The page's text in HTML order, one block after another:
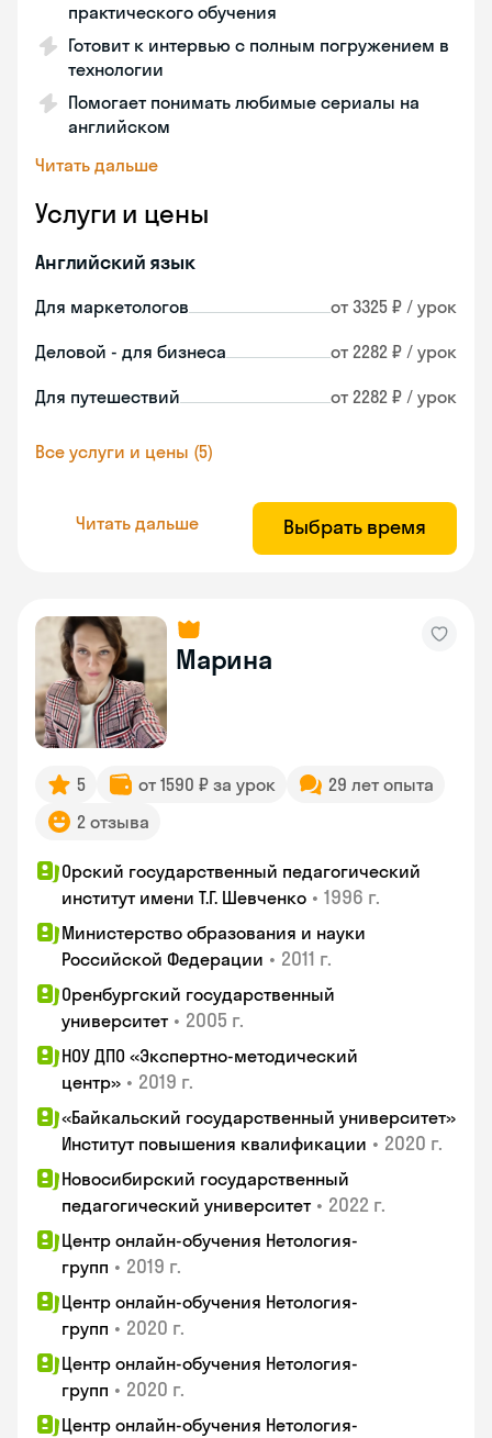
практического обучения
Готовит к интервью с полным погружением в
технологии
Помогает понимать любимые сериалы на
английском
Читать дальше
Услуги и цены
Английский язык
Для маркетологов от 3325 ₽ / урок
Деловой - для бизнеса от 2282 ₽ / урок
Для путешествий от 2282 ₽ / урок
Все услуги и цены (5)
Читать дальше Выбрать время
Марина
5 от 1590 ₽ за урок
29 лет опыта
2 отзыва
Орский государственный педагогический
институт имени Т.Г. Шевченко • 1996 г.
Министерство образования и науки
Российской Федерации • 2011 г.
Оренбургский государственный
университет • 2005 г.
НОУ ДПО «Экспертно-методический
центр» • 2019 г.
«Байкальский государственный университет»
Институт повышения квалификации • 2020 г.
Новосибирский государственный
педагогический университет • 2022 г.
Центр онлайн-обучения Нетология-
групп • 2019 г.
Центр онлайн-обучения Нетология-
групп • 2020 г.
Центр онлайн-обучения Нетология-
групп • 2020 г.
Центр онлайн-обучения Нетология-